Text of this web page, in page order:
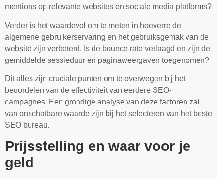
mentions op relevante websites en sociale media platforms?
Verder is het waardevol om te meten in hoeverre de
algemene gebruikerservaring en het gebruiksgemak van de
website zijn verbeterd. Is de bounce rate verlaagd en zijn de
gemiddelde sessieduur en paginaweergaven toegenomen?
Dit alles zijn cruciale punten om te overwegen bij het
beoordelen van de effectiviteit van eerdere SEO-
campagnes. Een grondige analyse van deze factoren zal
van onschatbare waarde zijn bij het selecteren van het beste
SEO bureau.
Prijsstelling en waar voor je
geld